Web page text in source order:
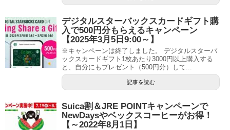
デジタルスターバックスカードギフト購
入で500円分もらえるキャンペーン
【2025年3月5日9:00～】
※キャンペーンは終了しました。 デジタルスターバ
ックスカードギフト1枚あたり3000円以上購入する
と、自分にもプレゼント（500円分）して...
記事を読む
Suica割＆JRE POINTキャンペーンで
NewDaysやベックスコーヒーがお得！
【～2022年8月1日】